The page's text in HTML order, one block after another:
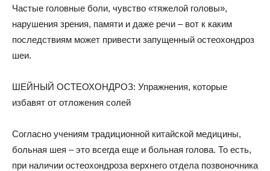
Частые головные боли, чувство «тяжелой головы»,
нарушения зрения, памяти и даже речи – вот к каким
последствиям может привести запущенный остеохондроз
шеи.
ШЕЙНЫЙ ОСТЕОХОНДРОЗ: Упражнения, которые
избавят от отложения солей
Согласно учениям традиционной китайской медицины,
больная шея – это всегда еще и больная голова. То есть,
при наличии остеохондроза верхнего отдела позвоночника